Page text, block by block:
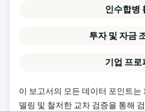
인수합병
투자 및 자금
기업 프로
이 보고서의 모든 데이터 포인트는
델링 및 철저한 교차 검증을 통해